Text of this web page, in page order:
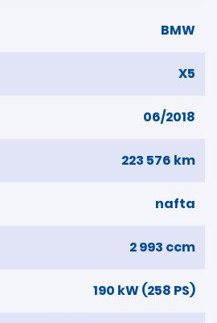
BMW
X5
06/2018
223 576 km
nafta
2 993 ccm
190 kW (258 PS)